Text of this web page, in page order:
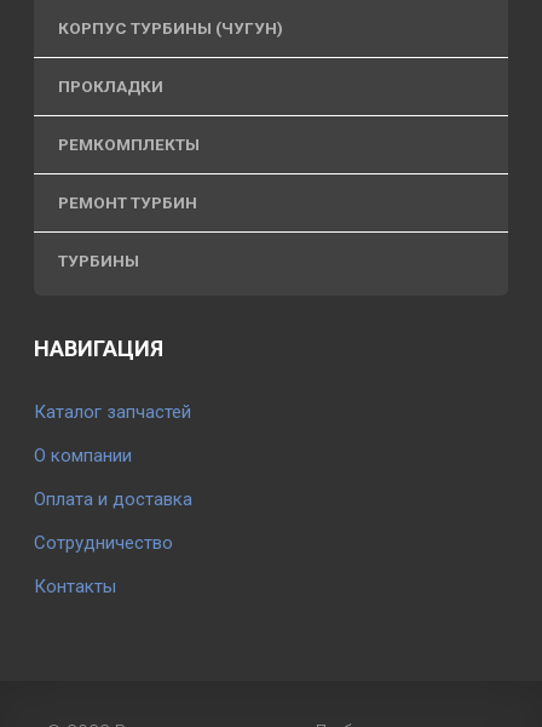
КОРПУС ТУРБИНЫ (ЧУГУН)
ПРОКЛАДКИ
РЕМКОМПЛЕКТЫ
РЕМОНТ ТУРБИН
ТУРБИНЫ
НАВИГАЦИЯ
Каталог запчастей
О компании
Оплата и доставка
Сотрудничество
Контакты